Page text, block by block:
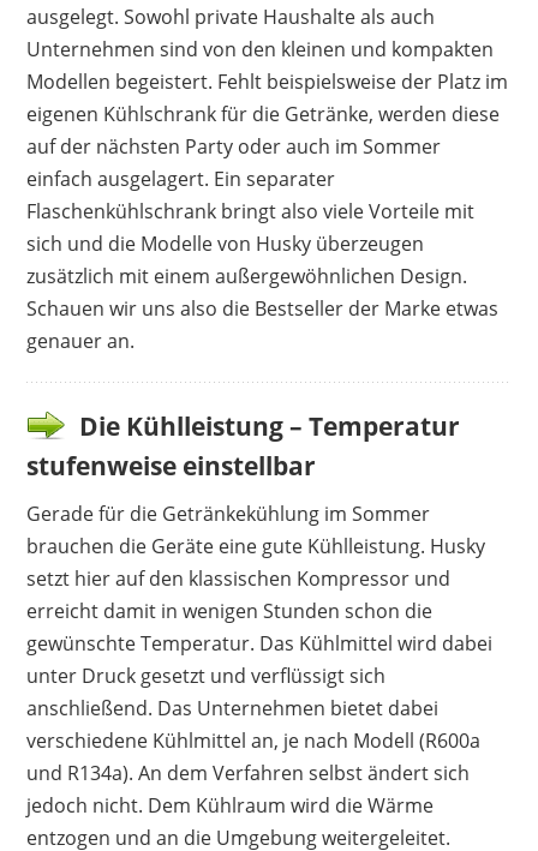
könnte der Innenraum noch beleuchtet sein,
um die Getränke besser in Szene zu setzen.
Vorteile
5 Temperaturstufen
cooles Design
Größe ausreichend
Nachteile
lauter Betrieb
ausgelegt. Sowohl private Haushalte als auch
Unternehmen sind von den kleinen und kompakten
Modellen begeistert. Fehlt beispielsweise der Platz im
eigenen Kühlschrank für die Getränke, werden diese
auf der nächsten Party oder auch im Sommer
einfach ausgelagert. Ein separater
Flaschenkühlschrank bringt also viele Vorteile mit
sich und die Modelle von Husky überzeugen
zusätzlich mit einem außergewöhnlichen Design.
Schauen wir uns also die Bestseller der Marke etwas
genauer an.
Die Kühlleistung – Temperatur
stufenweise einstellbar
Gerade für die Getränkekühlung im Sommer
brauchen die Geräte eine gute Kühlleistung. Husky
setzt hier auf den klassischen Kompressor und
erreicht damit in wenigen Stunden schon die
gewünschte Temperatur. Das Kühlmittel wird dabei
unter Druck gesetzt und verflüssigt sich
anschließend. Das Unternehmen bietet dabei
verschiedene Kühlmittel an, je nach Modell (R600a
und R134a). An dem Verfahren selbst ändert sich
jedoch nicht. Dem Kühlraum wird die Wärme
entzogen und an die Umgebung weitergeleitet.